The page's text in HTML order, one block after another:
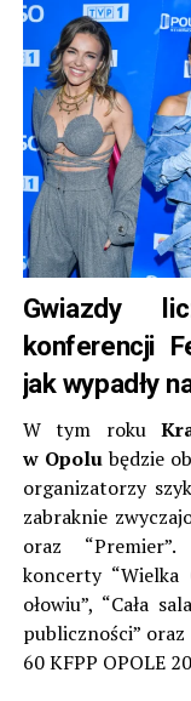
Gwiazdy
konferencji
jak wypadły
W tym roku
w Opolubędzie
organizatorzy
zabraknie
oraz
koncerty “Wielka
ołowiu”, “Cała
publiczności” oraz
60 KFPP OPOLE